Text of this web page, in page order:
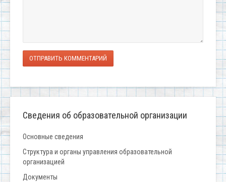
ОТПРАВИТЬ КОММЕНТАРИЙ
Сведения об образовательной организации
Основные сведения
Структура и органы управления образовательной
организацией
Документы